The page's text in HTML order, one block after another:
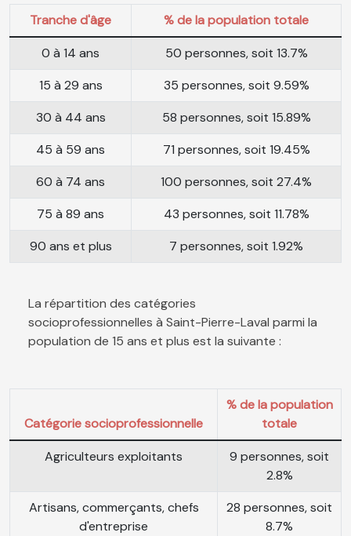
Tranche d'âge
% de la population totale
0 à 14 ans
50 personnes, soit 13.7%
15 à 29 ans
35 personnes, soit 9.59%
30 à 44 ans
58 personnes, soit 15.89%
45 à 59 ans
71 personnes, soit 19.45%
60 à 74 ans
100 personnes, soit 27.4%
75 à 89 ans
43 personnes, soit 11.78%
90 ans et plus
7 personnes, soit 1.92%
La répartition des catégories
socioprofessionnelles à Saint-Pierre-Laval parmi la
population de 15 ans et plus est la suivante :
Catégorie socioprofessionnelle
% de la population
totale
Agriculteurs exploitants
9 personnes, soit
2.8%
Artisans, commerçants, chefs
d'entreprise
28 personnes, soit
8.7%